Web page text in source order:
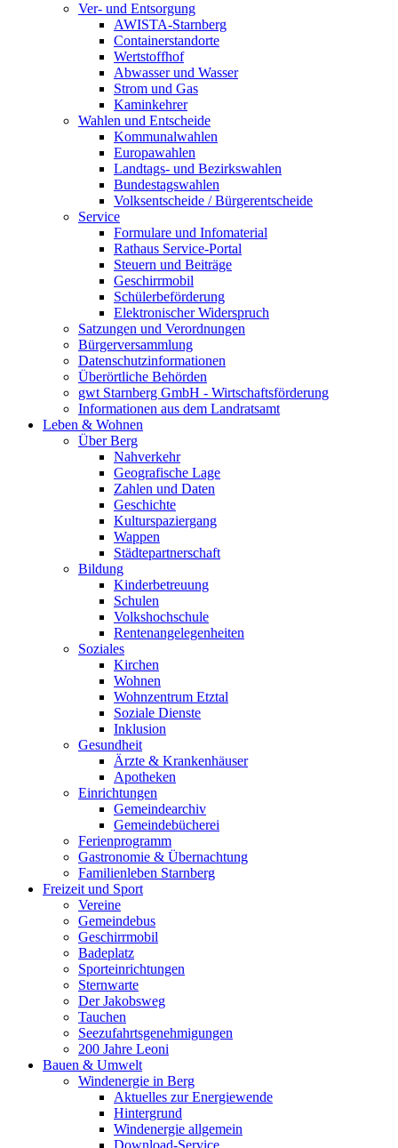
Ver- und Entsorgung
AWISTA-Starnberg
Containerstandorte
Wertstoffhof
Abwasser und Wasser
Strom und Gas
Kaminkehrer
Wahlen und Entscheide
Kommunalwahlen
Europawahlen
Landtags- und Bezirkswahlen
Bundestagswahlen
Volksentscheide / Bürgerentscheide
Service
Formulare und Infomaterial
Rathaus Service-Portal
Steuern und Beiträge
Geschirrmobil
Schülerbeförderung
Elektronischer Widerspruch
Satzungen und Verordnungen
Bürgerversammlung
Datenschutzinformationen
Überörtliche Behörden
gwt Starnberg GmbH - Wirtschaftsförderung
Informationen aus dem Landratsamt
Leben & Wohnen
Über Berg
Nahverkehr
Geografische Lage
Zahlen und Daten
Geschichte
Kulturspaziergang
Wappen
Städtepartnerschaft
Bildung
Kinderbetreuung
Schulen
Volkshochschule
Rentenangelegenheiten
Soziales
Kirchen
Wohnen
Wohnzentrum Etztal
Soziale Dienste
Inklusion
Gesundheit
Ärzte & Krankenhäuser
Apotheken
Einrichtungen
Gemeindearchiv
Gemeindebücherei
Ferienprogramm
Gastronomie & Übernachtung
Familienleben Starnberg
Freizeit und Sport
Vereine
Gemeindebus
Geschirrmobil
Badeplatz
Sporteinrichtungen
Sternwarte
Der Jakobsweg
Tauchen
Seezufahrtsgenehmigungen
200 Jahre Leoni
Bauen & Umwelt
Windenergie in Berg
Aktuelles zur Energiewende
Hintergrund
Windenergie allgemein
Download-Service